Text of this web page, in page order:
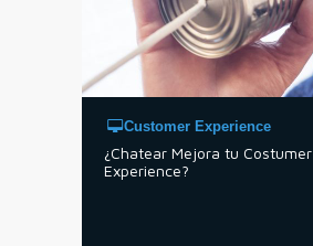
Customer Experience
¿Chatear Mejora tu Costumer
Experience?